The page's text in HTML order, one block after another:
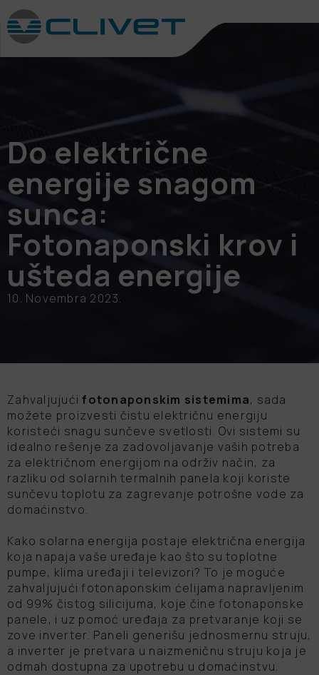
Do električne
energije snagom
sunca:
Fotonaponski krov i
ušteda energije
10. Novembra 2023.
Zahvaljujućifotonaponskim sistemima, sada
možete proizvesti čistu električnu energiju
koristeći snagu sunčeve svetlosti. Ovi sistemi su
idealno rešenje za zadovoljavanje vaših potreba
za električnom energijom na održiv način, za
razliku od solarnih termalnih panela koji koriste
sunčevu toplotu za zagrevanje potrošne vode za
domaćinstvo.
Kako solarna energija postaje električna energija
koja napaja vaše uređaje kao što su toplotne
pumpe, klima uređaji i televizori? To je moguće
zahvaljujući fotonaponskim ćelijama napravljenim
od 99% čistog silicijuma, koje čine fotonaponske
panele, i uz pomoć uređaja za pretvaranje koji se
zove inverter. Paneli generišu jednosmernu struju,
a inverter je pretvara u naizmeničnu struju koja je
odmah dostupna za upotrebu u domaćinstvu.